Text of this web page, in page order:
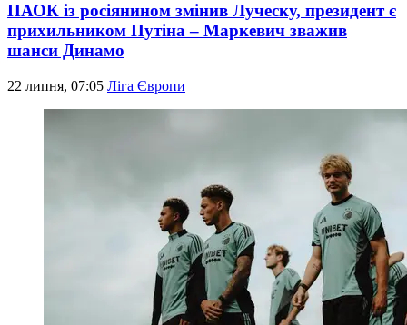
ПАОК із росіянином змінив Луческу, президент є
прихильником Путіна – Маркевич зважив
шанси Динамо
22 липня, 07:05 Ліга Європи